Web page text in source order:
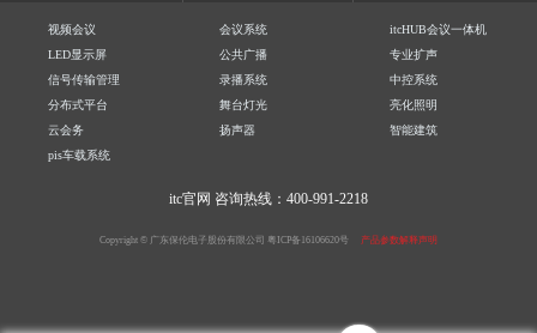
视频会议 会议系统
itcHUB会议一体机
LED显示屏
公共广播
专业扩声
信号传输管理
录播系统
中控系统
分布式平台
舞台灯光
亮化照明
云会务
扬声器
智能建筑
pis车载系统
itc官网 咨询热线：400-991-2218
Copyright © 广东保伦电子股份有限公司 粤ICP备16106620号 产品参数解释声明